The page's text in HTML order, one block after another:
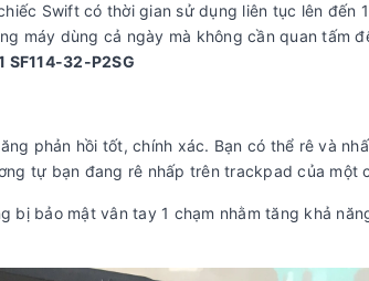
Swift có thời gian sử dụng liên tục lên đến
máy dùng cả ngày mà không cần quan tấm
SF114-32-P2SG
phản hồi tốt, chính xác. Bạn có thể rê và
tự bạn đang rê nhấp trên trackpad của một
bị bảo mật vân tay 1 chạm nhằm tăng khả